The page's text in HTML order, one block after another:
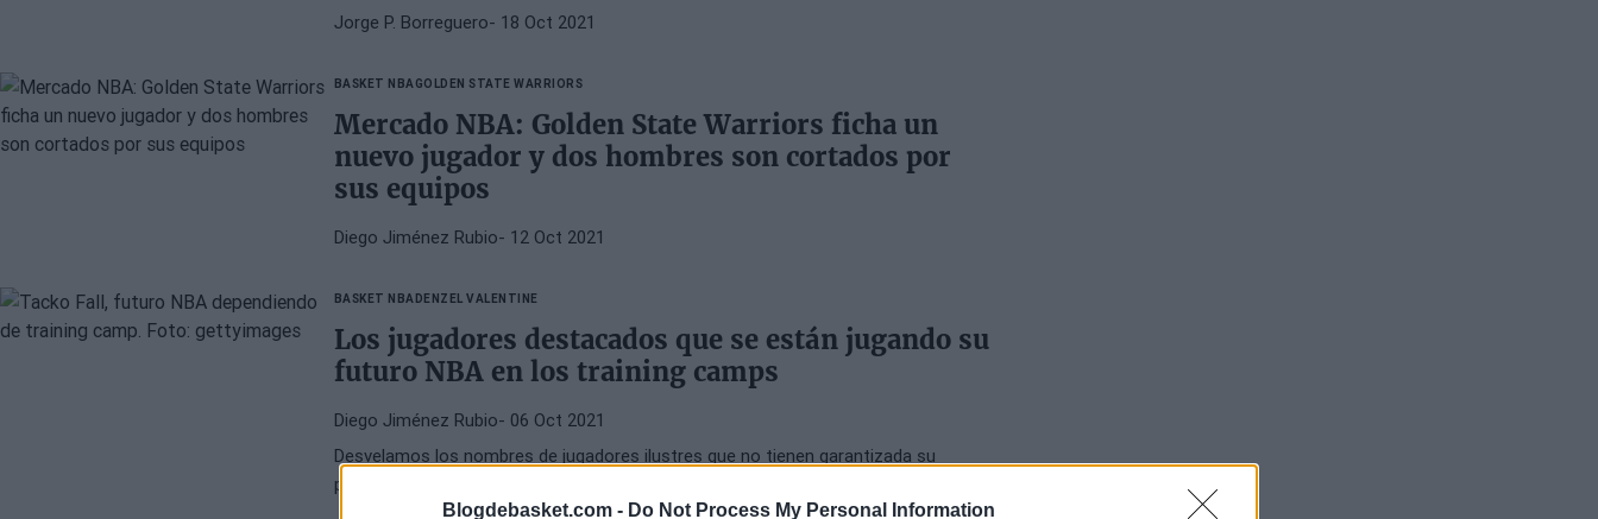
Blogdebasket.com - Do Not Process My Personal Information
Jorge P. Borreguero- 18 Oct 2021
BASKET NBAGOLDEN STATE WARRIORS
Mercado NBA: Golden State Warriors ficha un
nuevo jugador y dos hombres son cortados por
sus equipos
Diego Jiménez Rubio- 12 Oct 2021
BASKET NBADENZEL VALENTINE
Los jugadores destacados que se están jugando su
futuro NBA en los training camps
Diego Jiménez Rubio- 06 Oct 2021
Desvelamos los nombres de jugadores ilustres que no tienen garantizada su
presencia en una plantilla NBA este año y que se lo juegan todo en pretemporada.